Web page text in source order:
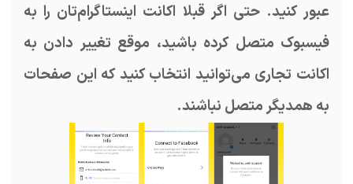
عبور کنید. حتی اگر قبلا اکانت اینستاگرام‌تان را به
فیسبوک متصل کرده باشید، موقع تغییر دادن به
اکانت تجاری می‌توانید انتخاب کنید که این صفحات
به همدیگر متصل نباشند.